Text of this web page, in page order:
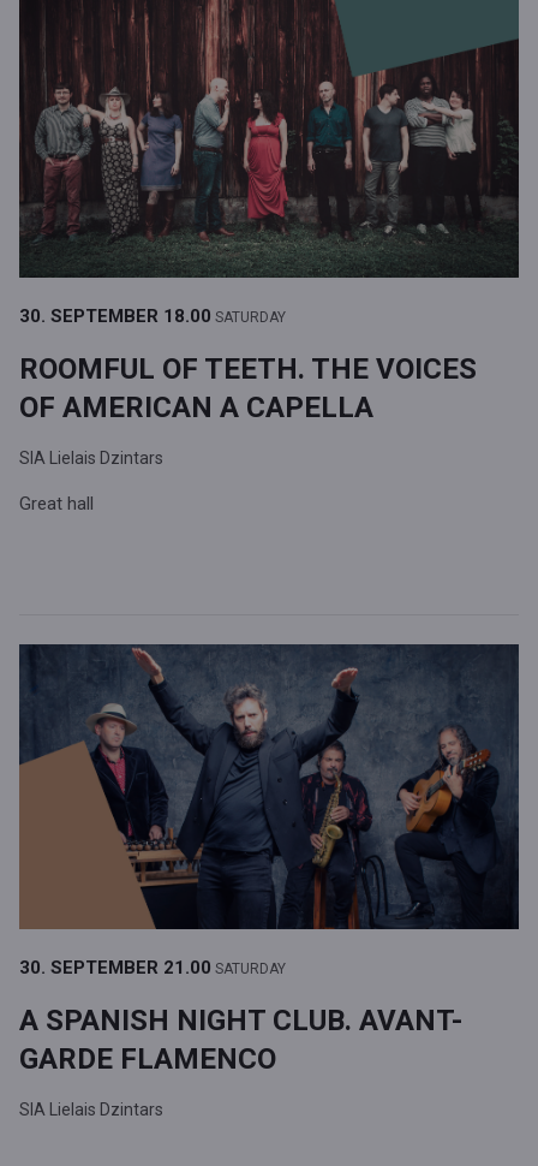
30. SEPTEMBER 18.00 SATURDAY
ROOMFUL OF TEETH. THE VOICES
OF AMERICAN A CAPELLA
SIA Lielais Dzintars
Great hall
30. SEPTEMBER 21.00 SATURDAY
A SPANISH NIGHT CLUB. AVANT-
GARDE FLAMENCO
SIA Lielais Dzintars